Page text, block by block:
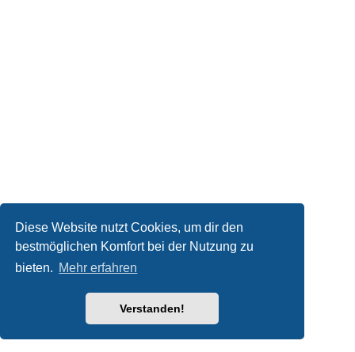
Diese Website nutzt Cookies, um dir den
bestmöglichen Komfort bei der Nutzung zu
bieten. Mehr erfahren
Verstanden!